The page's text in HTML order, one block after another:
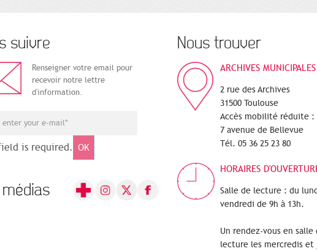
suivre
Renseigner votre email pour
recevoir notre lettre
d'information.
is required. OK
Nous trouver
ARCHIVES MUNICIPALES
2 rue des Archives
31500 Toulouse
Accès mobilité réduite :
7 avenue de Bellevue
Tél. 05 36 25 23 80
HORAIRES
Salle de lecture : du
vendredi de 9h à 13h.
Un rendez-vous en salle
lecture les mercredis et